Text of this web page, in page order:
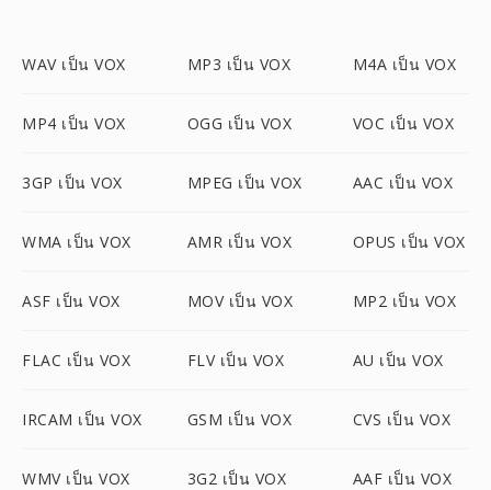
WAV เป็น VOX MP3 เป็น VOX M4A เป็น VOX
MP4 เป็น VOX OGG เป็น VOX VOC เป็น VOX
3GP เป็น VOX MPEG เป็น VOX AAC เป็น VOX
WMA เป็น VOX AMR เป็น VOX OPUS เป็น VOX
ASF เป็น VOX MOV เป็น VOX MP2 เป็น VOX
FLAC เป็น VOX FLV เป็น VOX AU เป็น VOX
IRCAM เป็น VOX GSM เป็น VOX CVS เป็น VOX
WMV เป็น VOX 3G2 เป็น VOX AAF เป็น VOX